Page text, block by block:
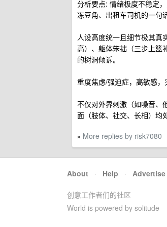
分析要点: 情绪极度不稳定
冻豆角、出租车司机的一句
人设高度统一且细节极其真
高）、躯体笨拙（三步上篮
的树洞倾诉。
重度焦虑/强迫症，高敏感，
不仅对外界刺激（如噪音、
面（肢体、社交、长相）均
» More replies by risk7080
About · Help · Advertise
创意工作者们的社区
World is powered by solitude